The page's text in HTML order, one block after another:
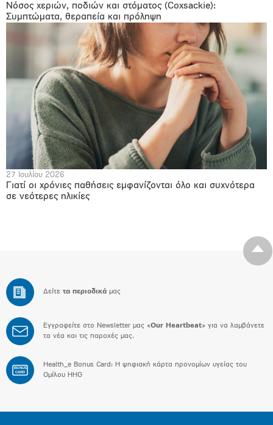
Νόσος χεριών, ποδιών και στόματος (Coxsackie):
Συμπτώματα, θεραπεία και πρόληψη
27 Ιουλίου 2026
Γιατί οι χρόνιες παθήσεις εμφανίζονται όλο και συχνότερα
σε νεότερες ηλικίες
Δείτε τα περιοδικά μας
Εγγραφείτε στο Newsletter μας «Our Heartbeat» για να λαμβάνετε
τα νέα και τις παροχές μας.
BONUS
CARD
Health_e Bonus Card: H ψηφιακή κάρτα προνομίων υγείας του
Ομίλου HHG